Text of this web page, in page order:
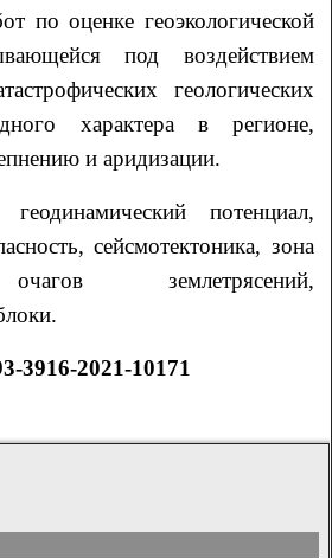
по оценке геоэкологической
под воздействием
геологических
характера в регионе,
и аридизации.
потенциал,
сейсмотектоника, зона
землетрясений,
3916-2021-10171